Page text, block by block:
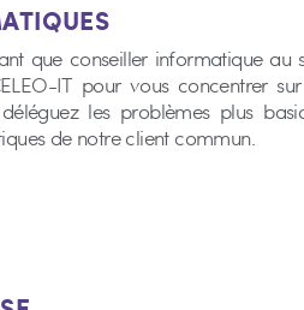
que conseiller informatique au
IT pour vous concentrer
les problèmes plus
de notre client commun.